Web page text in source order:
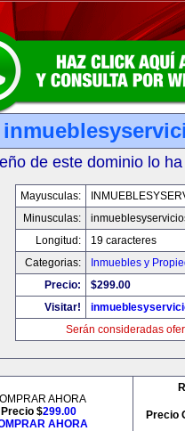
de este dominio lo
Mayusculas:
Minusculas:
Longitud:
19 caracteres
Categorias:
Inmuebles y
Precio:
$299.00
Visitar!
Serán consideradas
AHORA
Precio $299.00
AHORA
Precio